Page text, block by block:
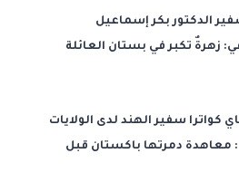
الدكتور بكر إسماعيل
زهرةٌ تكبر في بستان العائلة
كواترا سفير الهند لدى الولايات
: معاهدة دمرتها باكستان قبل